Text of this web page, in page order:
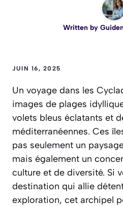
Written by
JUIN 16, 2025
Un voyage dans les
images de plages
volets bleus éclatants et
méditerranéennes. Ces
pas seulement un
mais également un
culture et de diversité. Si
destination qui allie
exploration, cet archipel